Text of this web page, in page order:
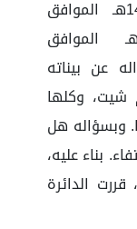
هللة، عن الفترة من 1444/10/21هـ الموافق
2023/05/11م إلى 1445/02/4هـ الموافق
عن بيناته
شيت، وكلها
وبسؤاله هل
بناء عليه،
الدائرة